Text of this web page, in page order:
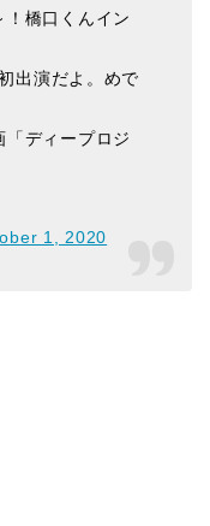
橋口くんイン
出演だよ。めで
「ディープロジ
1, 2020